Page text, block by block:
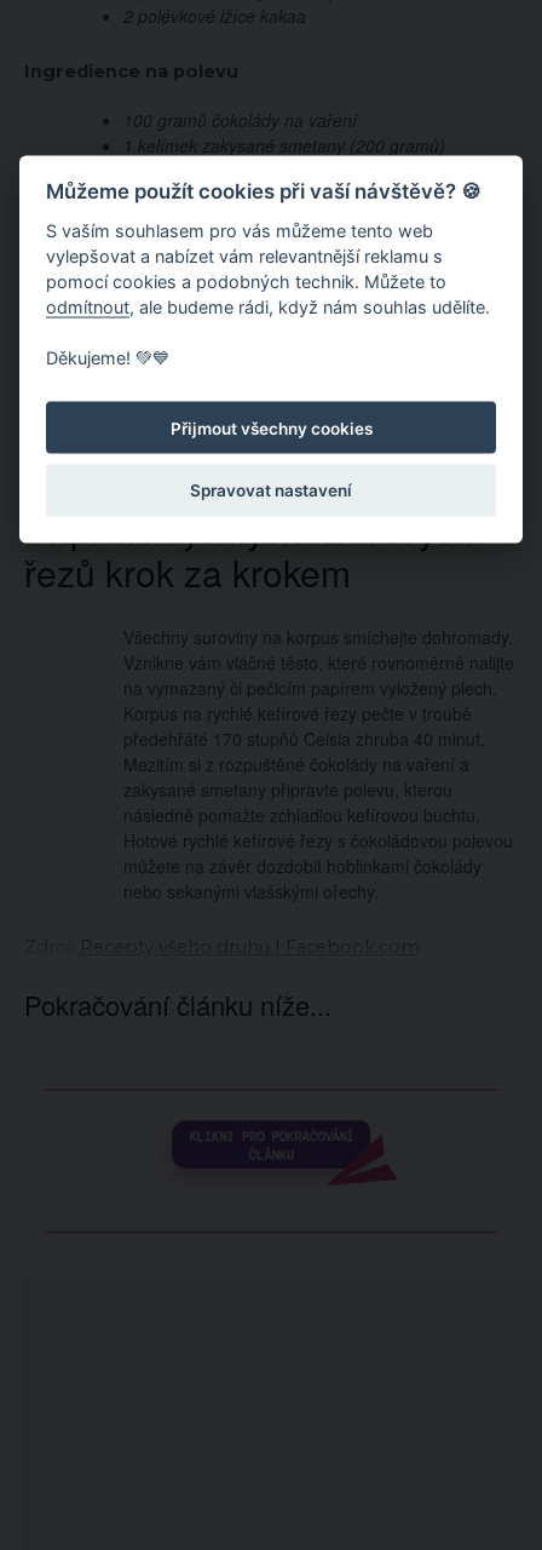
2 polévkové lžíce kakaa
Ingredience na polevu
100 gramů čokolády na vaření
1 kelímek zakysané smetany (200 gramů)
Příprava rychlých kefírových
řezů krok za krokem
Všechny suroviny na korpus smíchejte dohromady.
Vznikne vám vláčné těsto, které rovnoměrně nalijte
na vymazaný či pečicím papírem vyložený plech.
Korpus na rychlé kefírové řezy pečte v troubě
předehřáté 170 stupňů Celsia zhruba 40 minut.
Mezitím si z rozpuštěné čokolády na vaření a
zakysané smetany připravte polevu, kterou
následně pomažte zchladlou kefírovou buchtu.
Hotové rychlé kefírové řezy s čokoládovou polevou
můžete na závěr dozdobit hoblinkami čokolády
nebo sekanými vlašskými ořechy.
Recepty všeho druhu | Facebook.com
Pokračování článku níže...
Můžeme použít cookies při vaší návštěvě? 🍪
S vaším souhlasem pro vás můžeme tento web
vylepšovat a nabízet vám relevantnější reklamu s
pomocí cookies a podobných technik. Můžete to
odmítnout, ale budeme rádi, když nám souhlas udělíte.
Děkujeme! 💚💙
Přijmout všechny cookies
Spravovat nastavení